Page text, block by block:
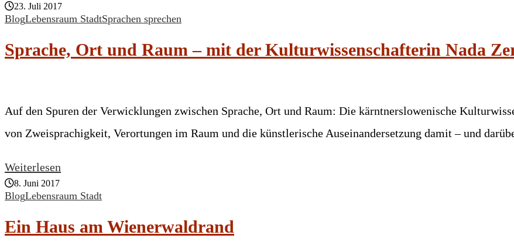
23. Juli 2017
BlogLebensraum StadtSprachen sprechen
Sprache, Ort und Raum – mit der Kulturwissenschafterin Nada
Auf den Spuren der Verwicklungen zwischen Sprache, Ort und Raum: Die kärntnerslowenische
von Zweisprachigkeit, Verortungen im Raum und die künstlerische Auseinandersetzung damit – und
Weiterlesen
8. Juni 2017
BlogLebensraum Stadt
Ein Haus am Wienerwaldrand